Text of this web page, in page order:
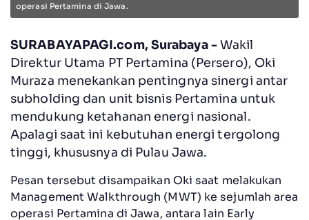
operasi Pertamina di Jawa.
SURABAYAPAGI.com, Surabaya -Wakil
Direktur Utama PT Pertamina (Persero), Oki
Muraza menekankan pentingnya sinergi antar
subholding dan unit bisnis Pertamina untuk
mendukung ketahanan energi nasional.
Apalagi saat ini kebutuhan energi tergolong
tinggi, khususnya di Pulau Jawa.
Pesan tersebut disampaikan Oki saat melakukan
Management Walkthrough (MWT) ke sejumlah area
operasi Pertamina di Jawa, antara lain Early